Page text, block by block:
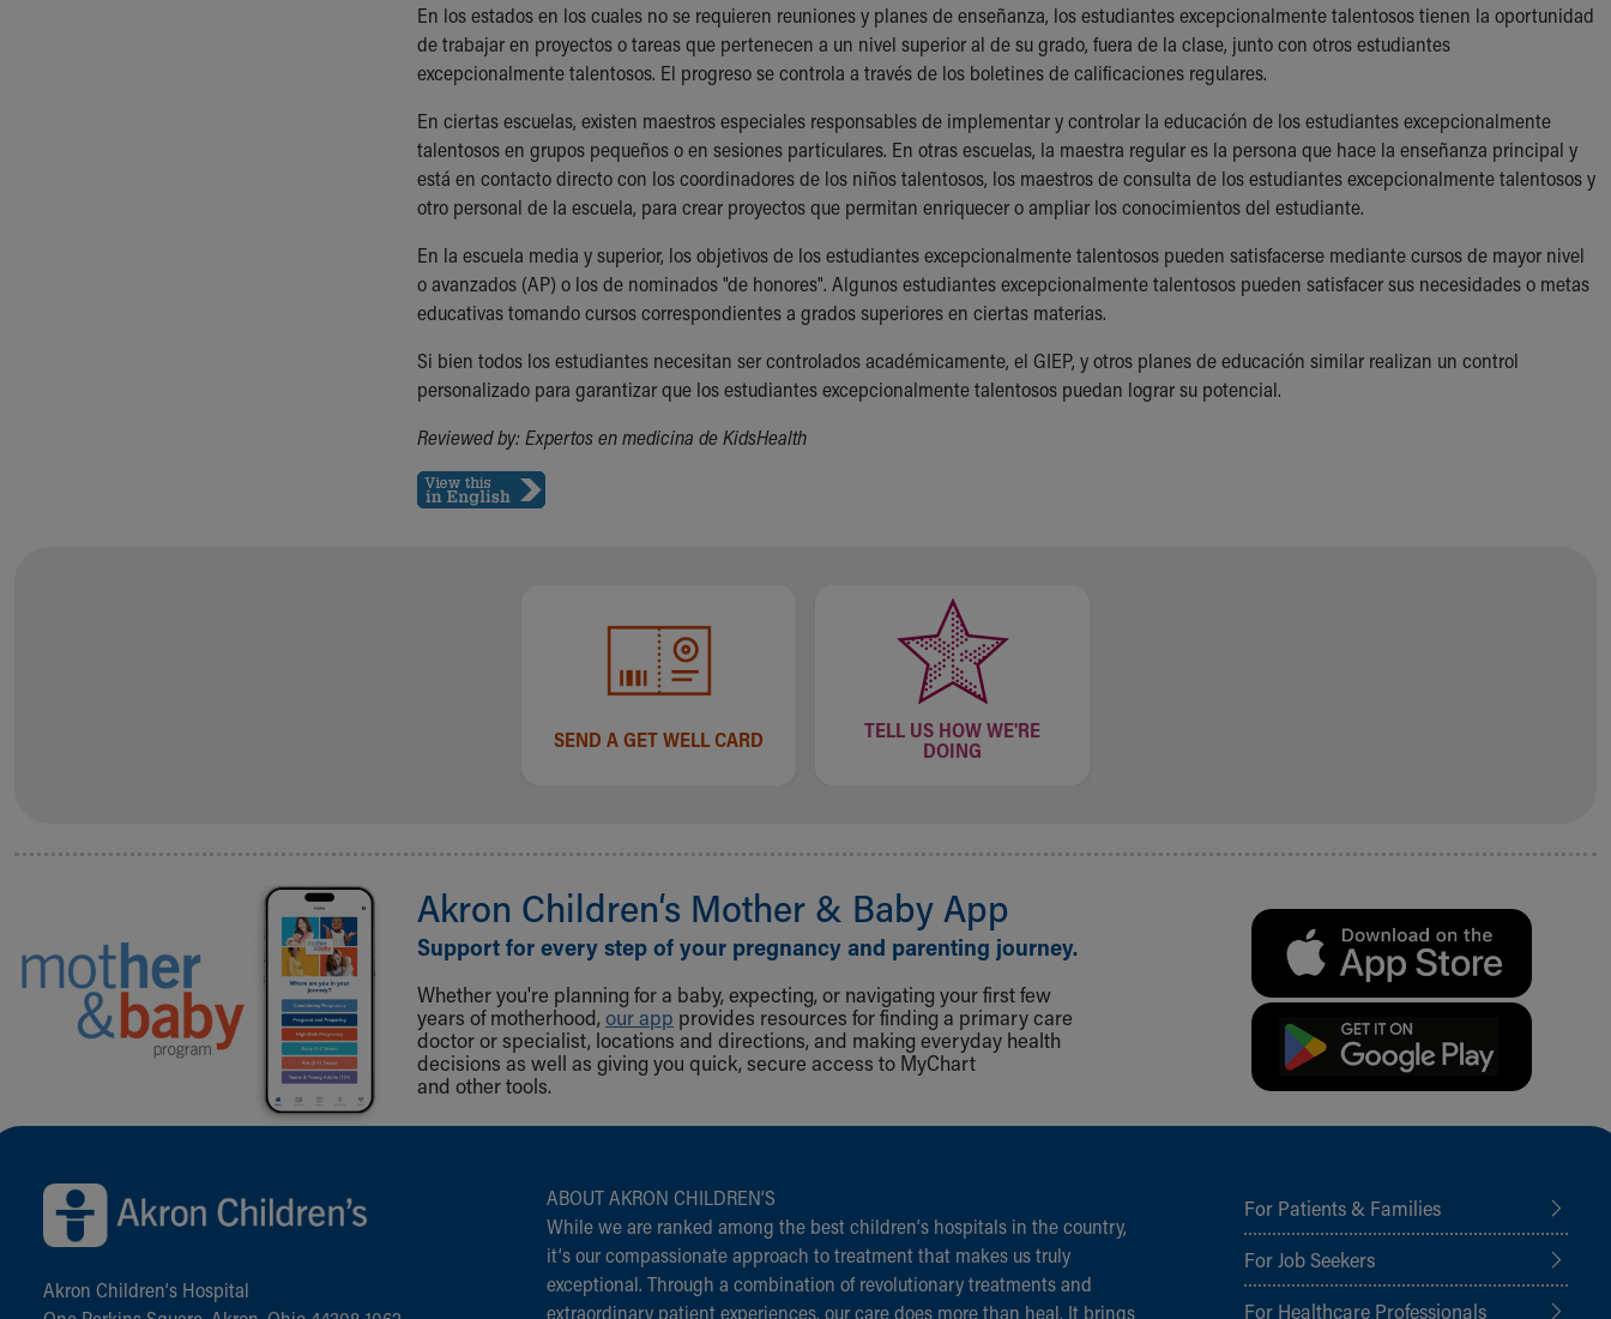
En los estados en los cuales no se requieren reuniones y planes de enseñanza, los estudiantes excepcionalmente talentosos tienen la oportunidad
de trabajar en proyectos o tareas que pertenecen a un nivel superior al de su grado, fuera de la clase, junto con otros estudiantes
excepcionalmente talentosos. El progreso se controla a través de los boletines de calificaciones regulares.
En ciertas escuelas, existen maestros especiales responsables de implementar y controlar la educación de los estudiantes excepcionalmente
talentosos en grupos pequeños o en sesiones particulares. En otras escuelas, la maestra regular es la persona que hace la enseñanza principal y
está en contacto directo con los coordinadores de los niños talentosos, los maestros de consulta de los estudiantes excepcionalmente talentosos y
otro personal de la escuela, para crear proyectos que permitan enriquecer o ampliar los conocimientos del estudiante.
En la escuela media y superior, los objetivos de los estudiantes excepcionalmente talentosos pueden satisfacerse mediante cursos de mayor nivel
o avanzados (AP) o los de nominados "de honores". Algunos estudiantes excepcionalmente talentosos pueden satisfacer sus necesidades o metas
educativas tomando cursos correspondientes a grados superiores en ciertas materias.
Si bien todos los estudiantes necesitan ser controlados académicamente, el GIEP, y otros planes de educación similar realizan un control
personalizado para garantizar que los estudiantes excepcionalmente talentosos puedan lograr su potencial.
Reviewed by: Expertos en medicina de KidsHealth
SEND A GET WELL CARD
TELL US HOW WE'RE
DOING
Akron Children‘s Mother & Baby App
Support for every step of your pregnancy and parenting journey.
Whether you're planning for a baby, expecting, or navigating your first few
years of motherhood, our app provides resources for finding a primary care
doctor or specialist, locations and directions, and making everyday health
decisions as well as giving you quick, secure access to MyChart
and other tools.
Back to top of page
Akron Children‘s Hospital
ABOUT AKRON CHILDREN‘S
While we are ranked among the best children‘s hospitals in the country,
it‘s our compassionate approach to treatment that makes us truly
exceptional. Through a combination of revolutionary treatments and
extraordinary patient experiences, our care does more than heal. It brings
For Patients & Families
For Job Seekers
For Healthcare Professionals